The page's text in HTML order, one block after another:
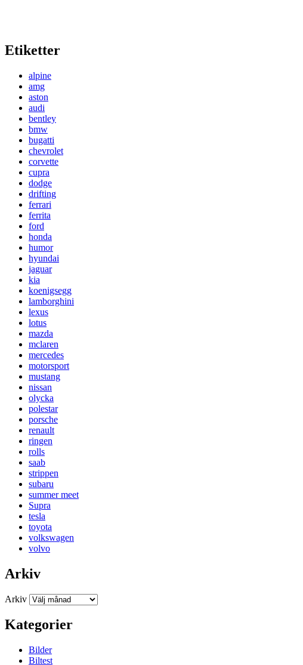
Etiketter
alpine
amg
aston
audi
bentley
bmw
bugatti
chevrolet
corvette
cupra
dodge
drifting
ferrari
ferrita
ford
honda
humor
hyundai
jaguar
kia
koenigsegg
lamborghini
lexus
lotus
mazda
mclaren
mercedes
motorsport
mustang
nissan
olycka
polestar
porsche
renault
ringen
rolls
saab
strippen
subaru
summer meet
Supra
tesla
toyota
volkswagen
volvo
Arkiv
Arkiv
Kategorier
Bilder
Biltest